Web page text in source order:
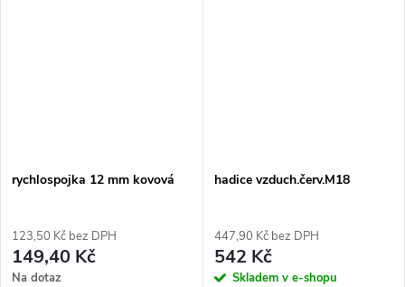
rychlospojka 12 mm kovová
123,50 Kč bez DPH
149,40 Kč
Na dotaz
hadice vzduch.červ.M18
447,90 Kč bez DPH
542 Kč
Skladem v e-shopu